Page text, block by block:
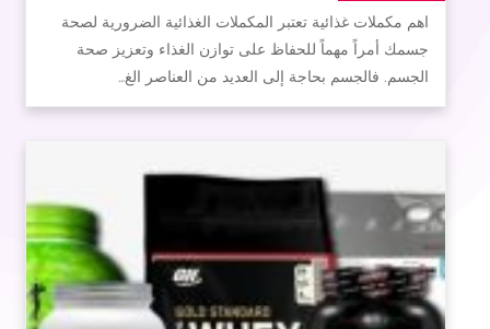
اهم مكملات غذائية تعتبر المكملات الغذائية الضرورية لصحة
جسمك أمراً مهماً للحفاظ على توازن الغذاء وتعزيز صحة
الجسم. فالجسم بحاجة إلى العديد من العناصر الغ…